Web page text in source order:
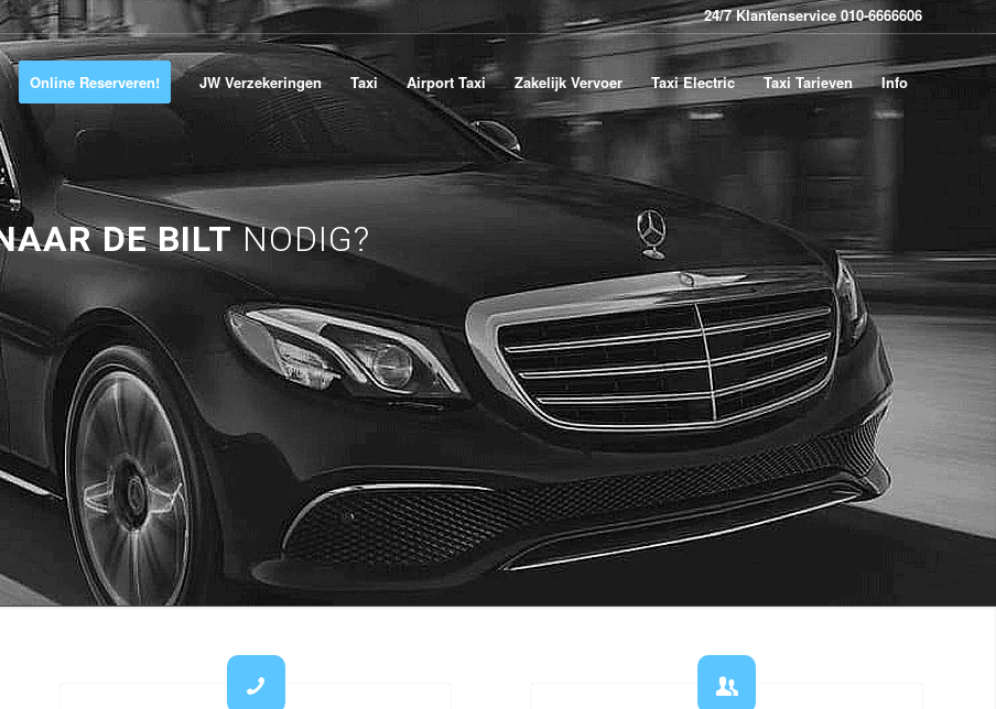
24/7 Klantenservice 010-6666606
Online Reserveren! JW Verzekeringen Taxi Airport Taxi Zakelijk Vervoer Taxi Electric Taxi Tarieven Info
DE BILTNODIG?